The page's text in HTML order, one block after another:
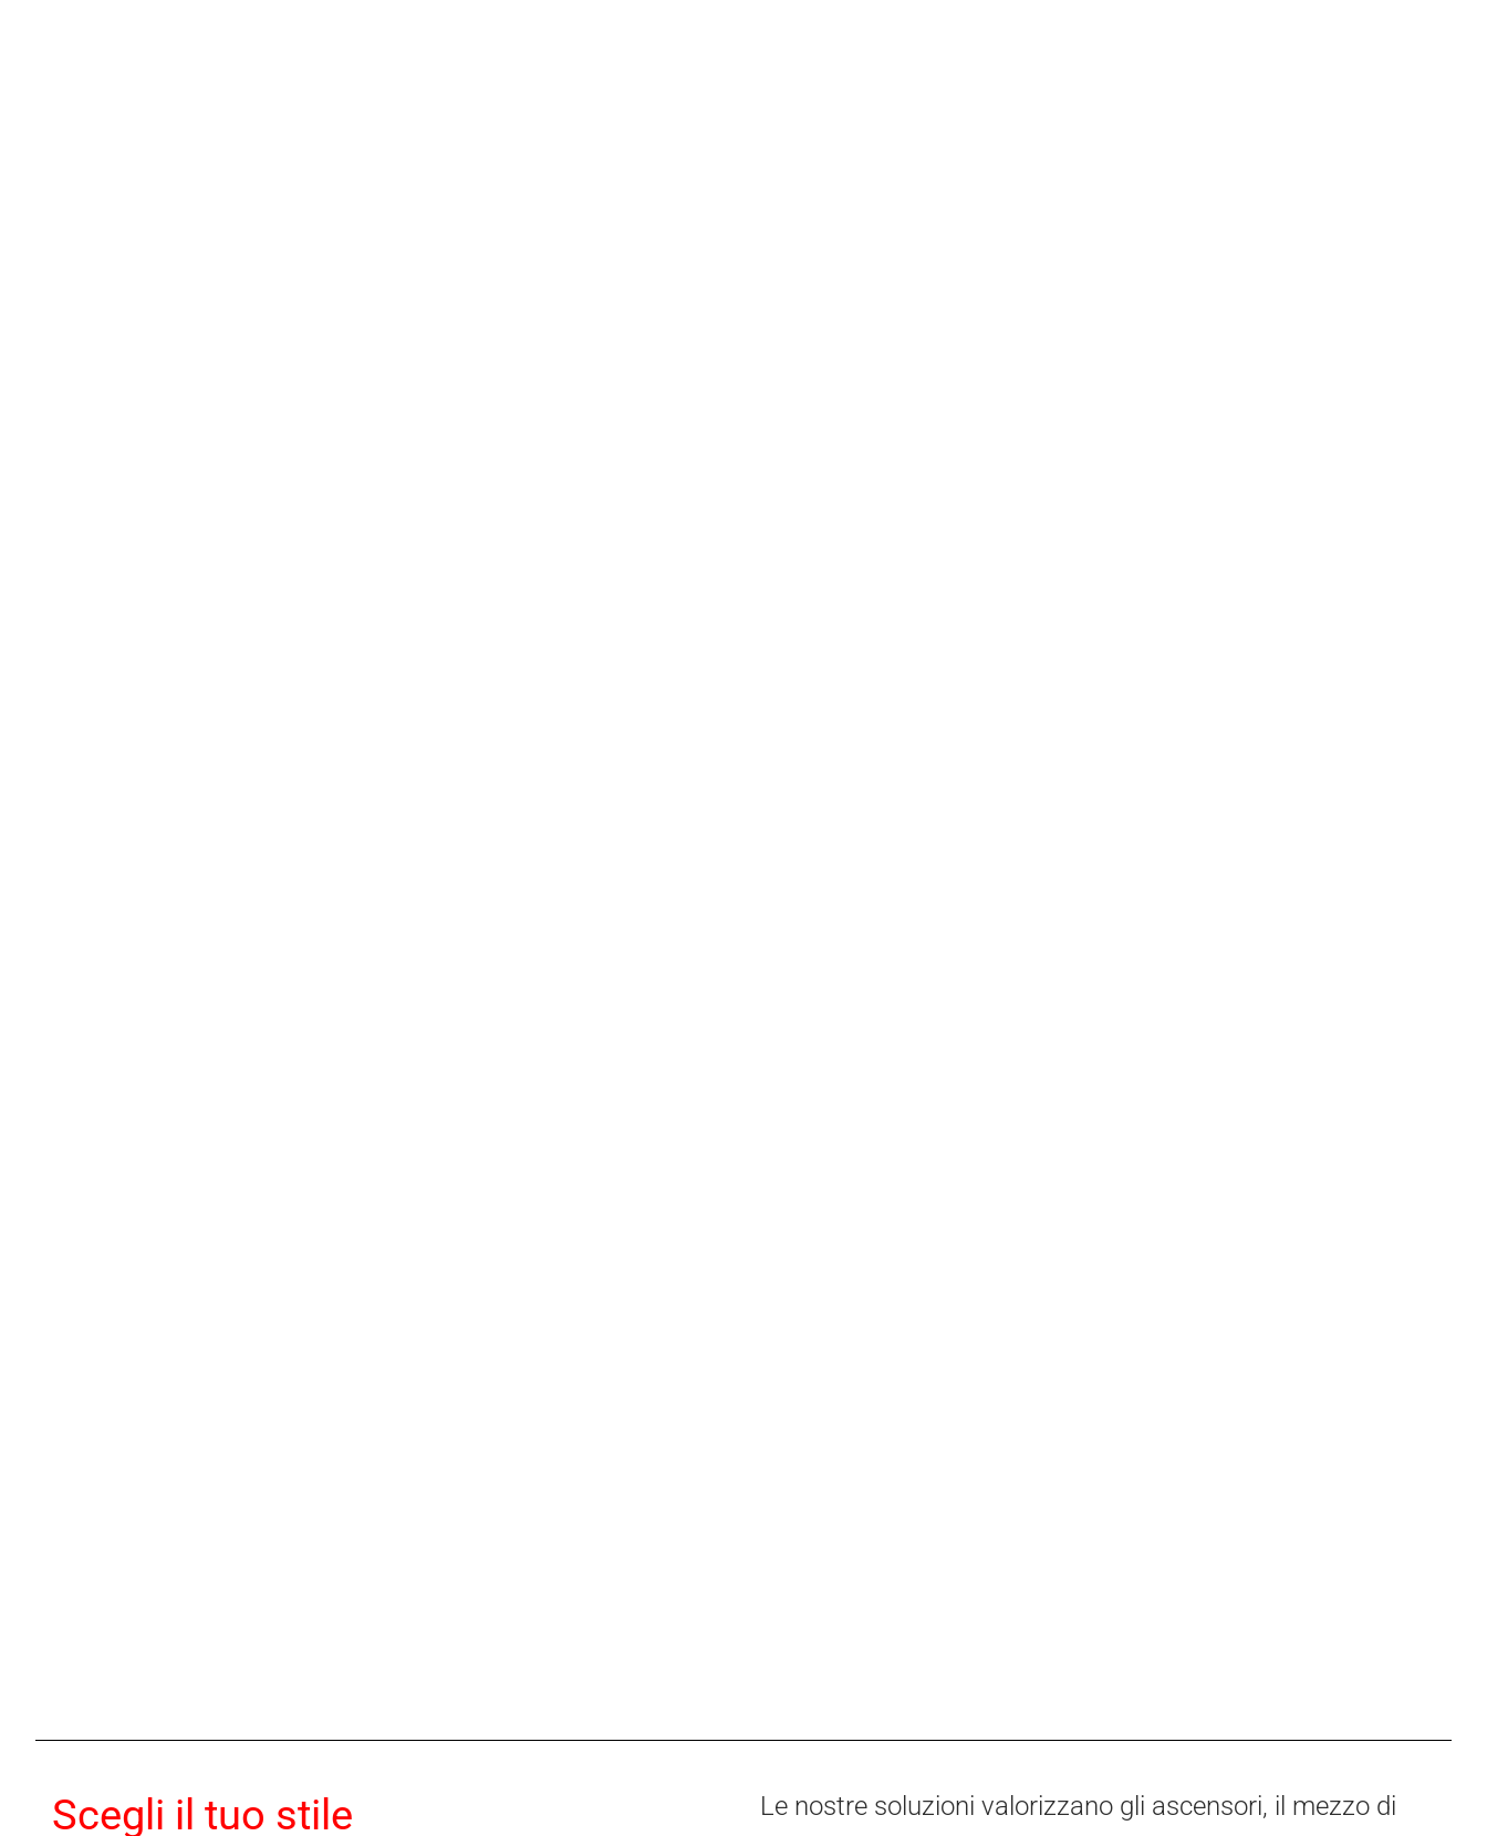
Scegli il tuo stile
Le nostre soluzioni valorizzano gli ascensori, il mezzo di